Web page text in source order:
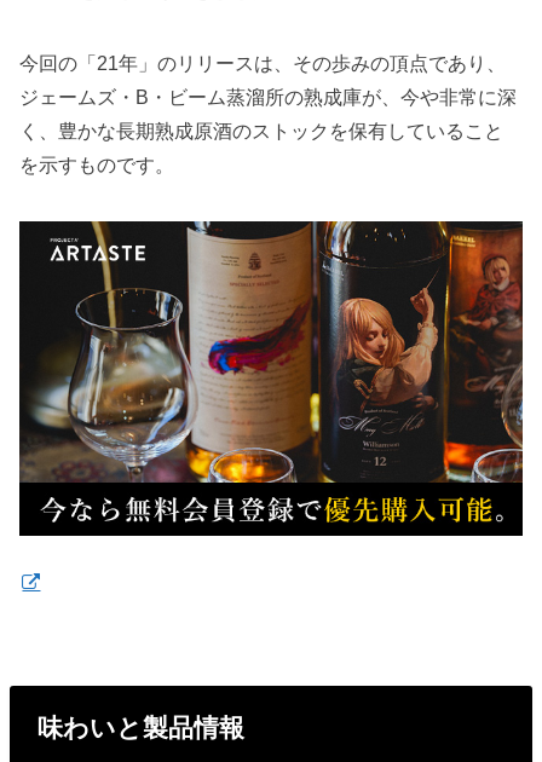
今回の「21年」のリリースは、その歩みの頂点であり、
ジェームズ・B・ビーム蒸溜所の熟成庫が、今や非常に深
く、豊かな長期熟成原酒のストックを保有していること
を示すものです。
味わいと製品情報